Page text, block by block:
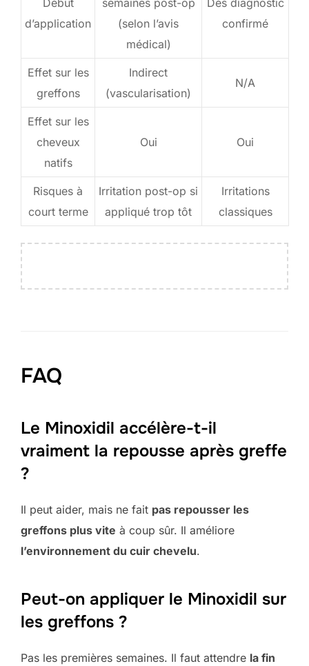
d’application
(selon l’avis
médical)
confirmé
Effet sur les
greffons
Indirect
(vascularisation)
N/A
Effet sur les
cheveux
natifs
Oui Oui
Risques à
court terme
Irritation post-op si
appliqué trop tôt
Irritations
classiques
FAQ
Le Minoxidil accélère-t-il
vraiment la repousse après greffe
?
Il peut aider, mais ne fait pas repousser les
greffons plus vite à coup sûr. Il améliore
l’environnement du cuir chevelu.
Peut-on appliquer le Minoxidil sur
les greffons ?
Pas les premières semaines. Il faut attendre la fin